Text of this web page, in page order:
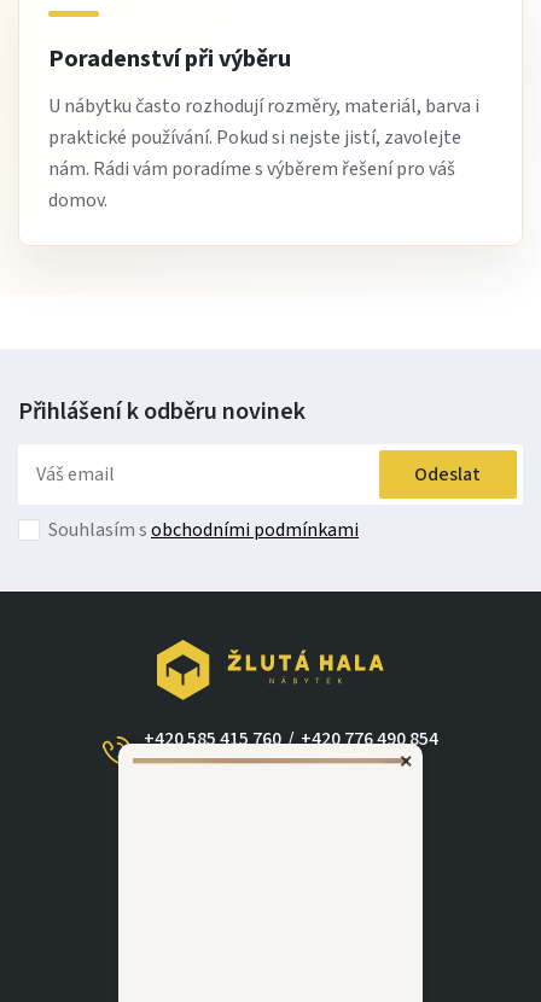
Poradenství při výběru
U nábytku často rozhodují rozměry, materiál, barva i
praktické používání. Pokud si nejste jistí, zavolejte
nám. Rádi vám poradíme s výběrem řešení pro váš
domov.
Přihlášení k odběru novinek
Odeslat
Souhlasím sobchodními podmínkami
+420 585 415 760
(Po - Ne 09:00-17:30)
/ +420 776 490 854
×